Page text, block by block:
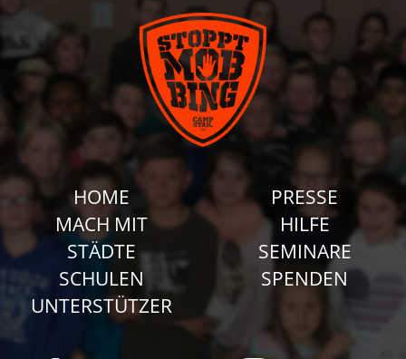
HOME
MACH MIT
STÄDTE
SCHULEN
UNTERSTÜTZER
PRESSE
HILFE
SEMINARE
SPENDEN